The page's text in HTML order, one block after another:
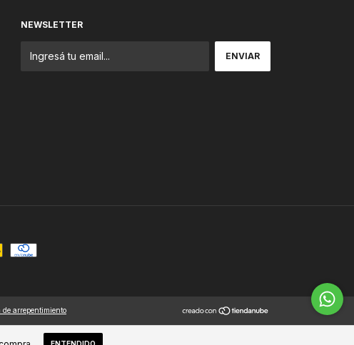
NEWSLETTER
de arrepentimiento